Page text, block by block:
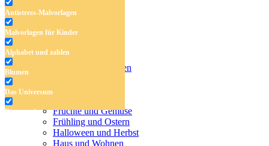
Antistress-Malvorlagen
Malvorlagen für Kinder
Alphabet und zahlen
Blumen
Das Universum
Dinosaurier
Früchte und Gemüse
Malvorlagen für Kinder
Alphabet und zahlen
Früchte und Gemüse
Frühling und Ostern
Halloween und Herbst
Haus und Wohnen